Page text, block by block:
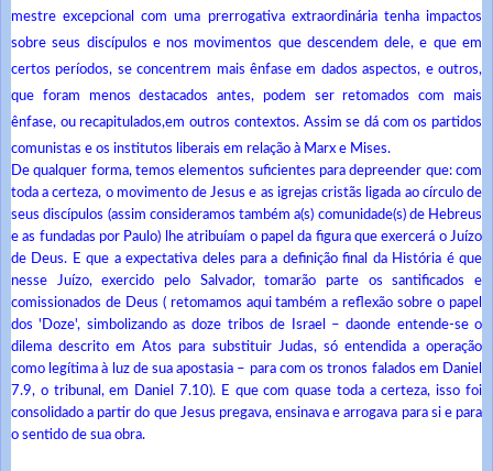
mestre excepcional com uma prerrogativa extraordinária tenha impactos
sobre seus discípulos e nos movimentos que descendem dele, e que em
certos períodos, se concentrem mais ênfase em dados aspectos, e outros,
que foram menos destacados antes, podem ser retomados com mais
ênfase, ou recapitulados,em outros contextos. Assim se dá com os partidos
comunistas e os institutos liberais em relação à Marx e Mises.
De qualquer forma, temos elementos suficientes para depreender que: com
toda a certeza, o movimento de Jesus e as igrejas cristãs ligada ao círculo de
seus discípulos (assim consideramos também a(s) comunidade(s) de Hebreus
e as fundadas por Paulo) lhe atribuíam o papel da figura que exercerá o Juízo
de Deus. E que a expectativa deles para a definição final da História é que
nesse Juízo, exercido pelo Salvador, tomarão parte os santificados e
comissionados de Deus ( retomamos aqui também a reflexão sobre o papel
dos 'Doze', simbolizando as doze tribos de Israel – daonde entende-se o
dilema descrito em Atos para substituir Judas, só entendida a operação
como legítima à luz de sua apostasia – para com os tronos falados em Daniel
7.9, o tribunal, em Daniel 7.10). E que com quase toda a certeza, isso foi
consolidado a partir do que Jesus pregava, ensinava e arrogava para si e para
o sentido de sua obra.